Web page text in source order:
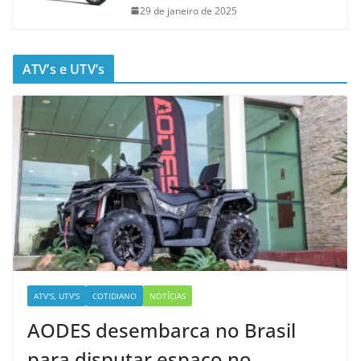
29 de janeiro de 2025
ATV’s e UTV’s
ATV'S, UTV'S COTIDIANO NOTÍCIAS
AODES desembarca no Brasil